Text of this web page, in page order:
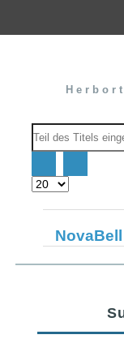
H e r b o
des
Titels
Anzeige
#